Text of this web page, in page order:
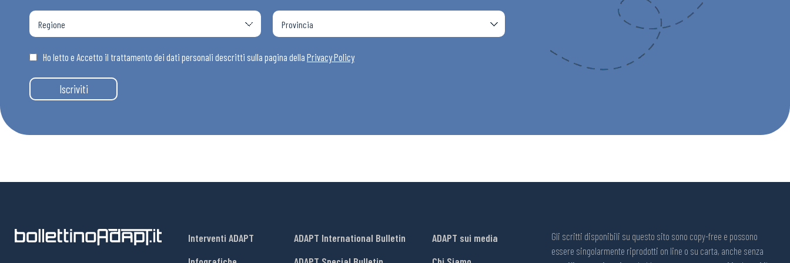
Ho letto e Accetto il trattamento dei dati personali descritti sulla pagina della Privacy Policy
Iscriviti
Interventi ADAPT
ADAPT International Bulletin
ADAPT sui media
Gli scritti disponibili su questo sito sono copy-free e possono
essere singolarmente riprodotti on line o su carta, anche senza